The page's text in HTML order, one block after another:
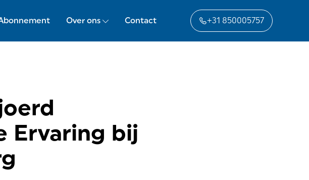
Over ons Contact +31 850005757
Ervaring bij